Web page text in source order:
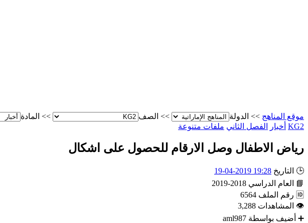
موقع المناهج >> الدولة >> الصف >> المادة
KG2 أخبار الفصل الثاني ملفات متنوعة
رياض الاطفال وصل الارقام للحصول على اشكال
🕒 التاريخ 19:28 2019-04-19
📘
العام الدراسي 2018-2019
🆔 رقم الملف 6564
👁 المشاهدات 3,288
➕ أضيف بواسطة aml987